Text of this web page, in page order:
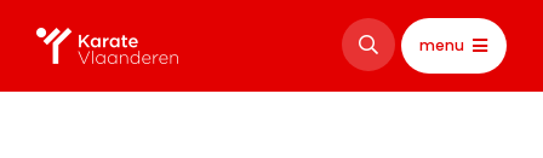
menu